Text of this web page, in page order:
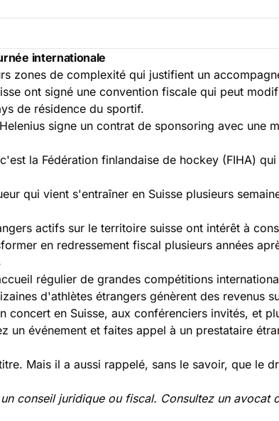
internationale
zones de complexité qui justifient un
ont signé une convention fiscale qui peut
de résidence du sportif.
signe un contrat de sponsoring avec une
la Fédération finlandaise de hockey (FIHA)
qui vient s'entraîner en Suisse plusieurs
actifs sur le territoire suisse ont intérêt à
en redressement fiscal plusieurs années
régulier de grandes compétitions
d'athlètes étrangers génèrent des revenus
concert en Suisse, aux conférenciers invités, et
un événement et faites appel à un prestataire
Mais il a aussi rappelé, sans le savoir, que le
conseil juridique ou fiscal. Consultez un